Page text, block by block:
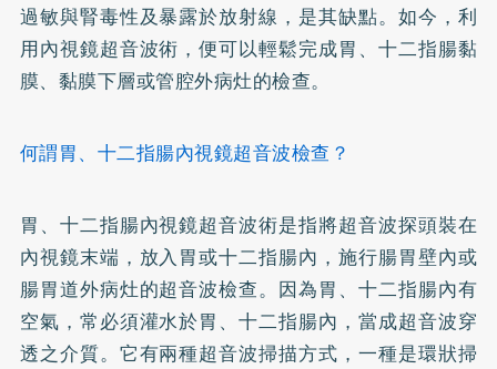
過敏與腎毒性及暴露於放射線，是其缺點。如今，利
用內視鏡超音波術，便可以輕鬆完成胃、十二指腸黏
膜、黏膜下層或管腔外病灶的檢查。
何謂胃、十二指腸內視鏡超音波檢查？
胃、十二指腸內視鏡超音波術是指將超音波探頭裝在
內視鏡末端，放入胃或十二指腸內，施行腸胃壁內或
腸胃道外病灶的超音波檢查。因為胃、十二指腸內有
空氣，常必須灌水於胃、十二指腸內，當成超音波穿
透之介質。它有兩種超音波掃描方式，一種是環狀掃